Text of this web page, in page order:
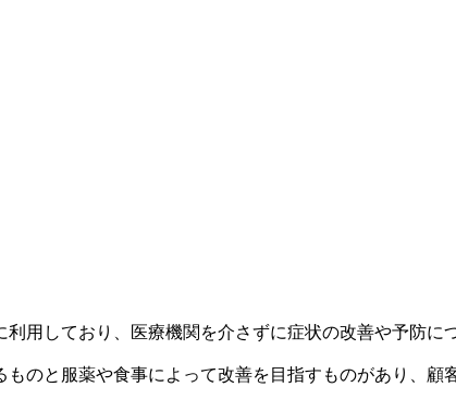
用しており、医療機関を介さずに症状の改善や予防に
のと服薬や食事によって改善を目指すものがあり、顧